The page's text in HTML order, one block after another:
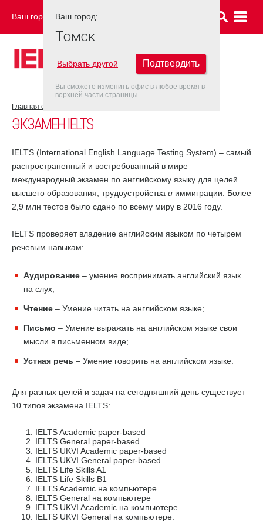
Ваш город: ТОМСК
Главная страница
ЭКЗАМЕН IELTS
IELTS (International English Language Testing System) – самый
распространенный и востребованный в мире
международный экзамен по английскому языку для целей
высшего образования, трудоустройства и иммиграции. Более
2,9 млн тестов было сдано по всему миру в 2016 году.
IELTS проверяет владение английским языком по четырем
речевым навыкам:
Аудирование – умение воспринимать английский язык
на слух;
Чтение – Умение читать на английском языке;
Письмо – Умение выражать на английском языке свои
мысли в письменном виде;
Устная речь – Умение говорить на английском языке.
Для разных целей и задач на сегодняшний день существует
10 типов экзамена IELTS:
IELTS Academic paper-based
IELTS General paper-based
IELTS UKVI Academic paper-based
IELTS UKVI General paper-based
IELTS Life Skills A1
IELTS Life Skills B1
IELTS Academic на компьютере
IELTS General на компьютере
IELTS UKVI Academic на компьютере
IELTS UKVI General на компьютере.
Ваш город:
Томск
Выбрать другой Подтвердить
Вы сможете изменить офис в любое время в
верхней части страницы